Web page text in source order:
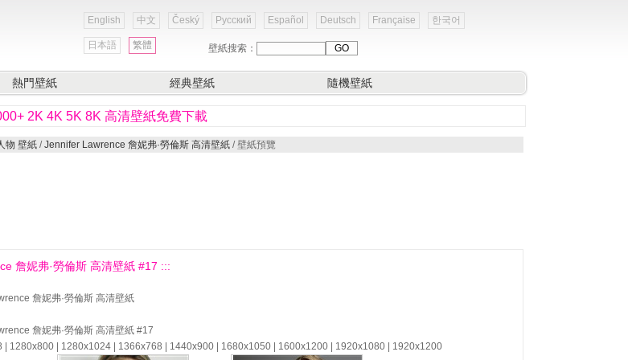
English 中文 Český Русский Español Deutsch Française 한국어
日本語 繁體 壁紙搜索：
熱門壁紙 經典壁紙 隨機壁紙
2K 4K 5K 8K 高清壁紙免費下載
物 壁紙 /Jennifer Lawrence 詹妮弗·勞倫斯 高清壁紙 / 壁紙預覽
詹妮弗·勞倫斯 高清壁紙 #17 :::
詹妮弗·勞倫斯 高清壁紙
詹妮弗·勞倫斯 高清壁紙 #17
| 1280x800 | 1280x1024 | 1366x768 | 1440x900 | 1680x1050 | 1600x1200 | 1920x1080 | 1920x1200